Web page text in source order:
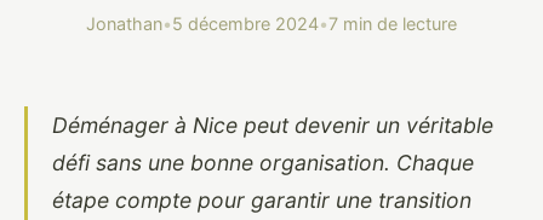
Jonathan•5 décembre 2024•7 min de lecture
Déménager à Nice peut devenir un véritable
défi sans une bonne organisation. Chaque
étape compte pour garantir une transition